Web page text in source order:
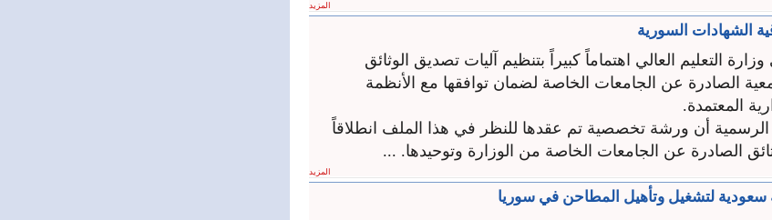
المزيد
الشهادات السورية
وزارة التعليم العالي اهتماماً كبيراً بتنظيم آليات تصديق الوثائق
الصادرة عن الجامعات الخاصة لضمان توافقها مع الأنظمة
المعتمدة.
أن ورشة تخصصية تم عقدها للنظر في هذا الملف انطلاقاً
الصادرة عن الجامعات الخاصة من الوزارة وتوحيدها. ...
المزيد
لتشغيل وتأهيل المطاحن في سوريا